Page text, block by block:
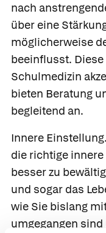
nach
über eine
möglicherweise
beeinflusst. Diese
Schulmedizin
bieten Beratung
begleitend an.
Innere Einstellung.
die richtige
besser zu
und sogar das
wie Sie bislang
umgegangen